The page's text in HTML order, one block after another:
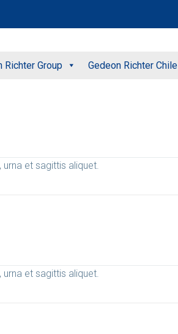
Richter Group Gedeon Richter Chile
et sagittis aliquet.
et sagittis aliquet.